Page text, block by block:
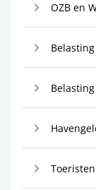
OZB en